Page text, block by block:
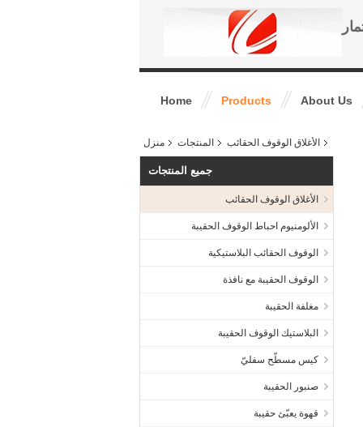
Home Products About Us
منزل المنتجات الأغلاق الوقوف الحقائب
جميع المنتجات
الأغلاق الوقوف الحقائب
الألومنيوم احباط الوقوف الحقيبة
الوقوف الحقائب البلاستيكية
الوقوف الحقيبة مع نافذة
مغلفة الحقيبة
البلاستيك الوقوف الحقيبة
كيس مسطّح سفليّ
صنبور الحقيبة
قهوة يعبّئ حقيبة